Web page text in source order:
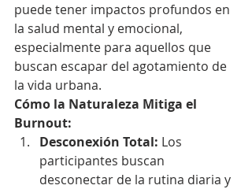
puede tener impactos profundos en
la salud mental y emocional,
especialmente para aquellos que
buscan escapar del agotamiento de
la vida urbana.
Cómo la Naturaleza Mitiga el
Burnout:
Desconexión Total: Los
participantes buscan
desconectar de la rutina diaria y